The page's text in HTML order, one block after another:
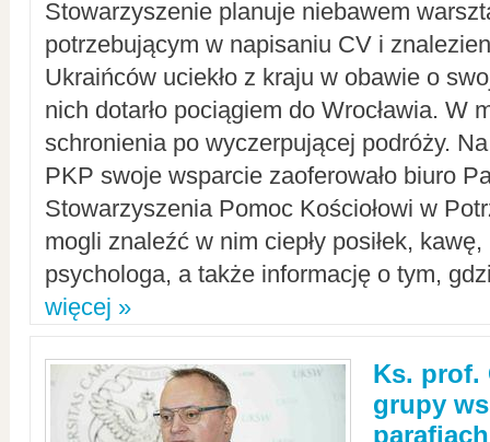
Stowarzyszenie planuje niebawem
potrzebującym w napisaniu CV i
Ukraińców uciekło z kraju w obawie o
nich dotarło pociągiem do Wrocławia. W
schronienia po wyczerpującej podróży.
PKP swoje wsparcie zaoferowało biuro
Stowarzyszenia Pomoc Kościołowi w
mogli znaleźć w nim ciepły posiłek,
psychologa, a także informację o tym,
więcej »
Ks. prof.
grupy
parafiach